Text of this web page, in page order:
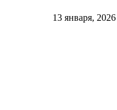
13 января, 2026